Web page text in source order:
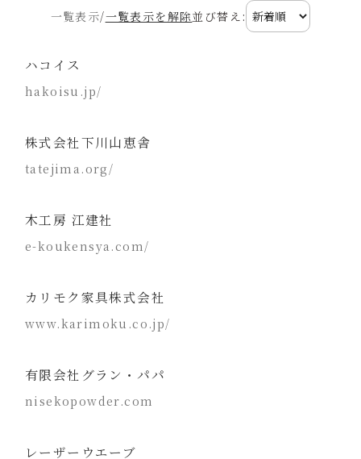
一覧表示/一覧表示を解除並び替え:
ハコイス
hakoisu.jp/
株式会社下川山恵舎
tatejima.org/
木工房 江建社
e-koukensya.com/
カリモク家具株式会社
www.karimoku.co.jp/
有限会社グラン・パパ
nisekopowder.com
レーザーウエーブ